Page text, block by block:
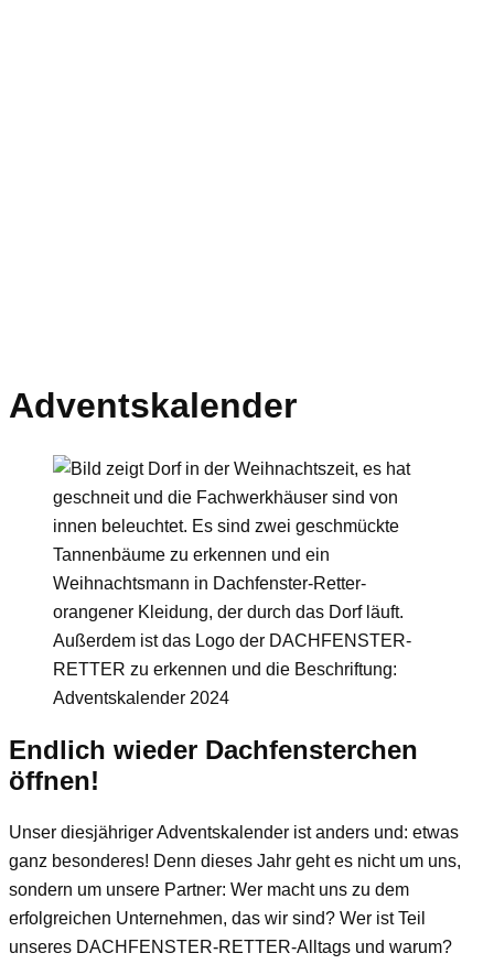
Adventskalender
Endlich wieder Dachfensterchen
öffnen!
Unser diesjähriger Adventskalender ist anders und: etwas
ganz besonderes! Denn dieses Jahr geht es nicht um uns,
sondern um unsere Partner: Wer macht uns zu dem
erfolgreichen Unternehmen, das wir sind? Wer ist Teil
unseres DACHFENSTER-RETTER-Alltags und warum?